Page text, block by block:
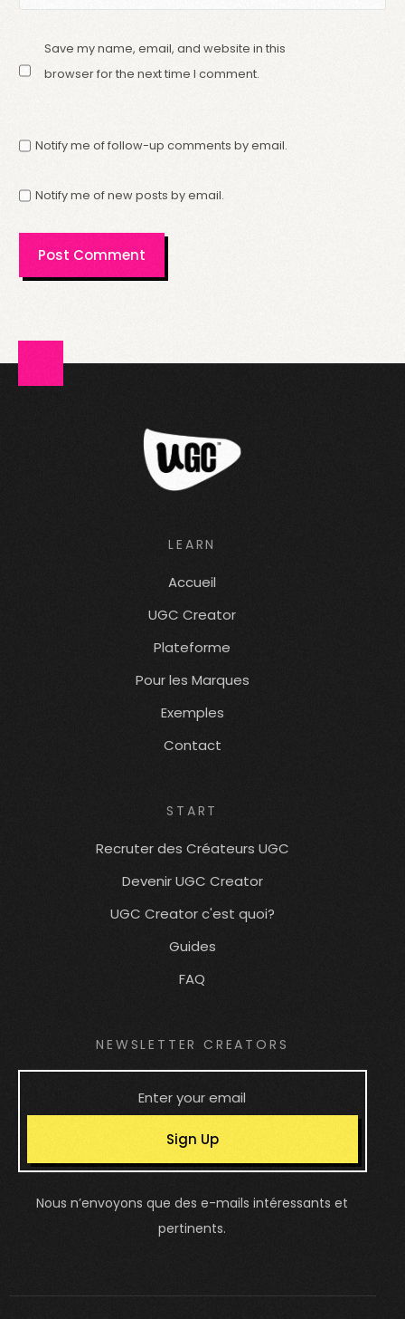
Save my name, email, and website in this
browser for the next time I comment.
Notify me of follow-up comments by email.
Notify me of new posts by email.
LEARN
Accueil
UGC Creator
Plateforme
Pour les Marques
Exemples
Contact
START
Recruter des Créateurs UGC
Devenir UGC Creator
UGC Creator c'est quoi?
Guides
FAQ
NEWSLETTER CREATORS
Sign Up
Nous n’envoyons que des e-mails intéressants et
pertinents.